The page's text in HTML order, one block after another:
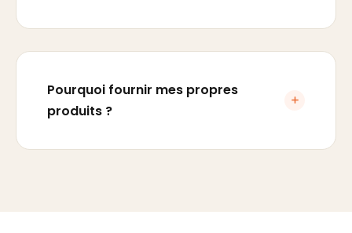
Pourquoi fournir mes propres
produits ?